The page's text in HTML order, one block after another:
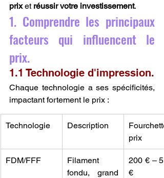
prix et réussir votre investissement.
1. Comprendre les principaux
facteurs qui influencent le
prix.
1.1 Technologie d'impression.
Chaque technologie a ses spécificités,
impactant fortement le prix :
Technologie Description
prix
FDM/FFF
Filament
fondu, grand
200 € – 5
€